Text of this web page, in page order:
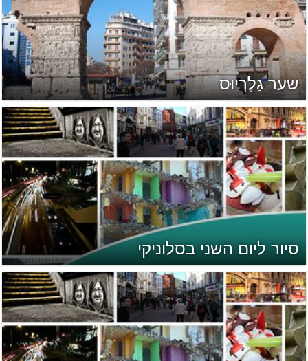
שער גַלֶרְיוּס
סיור ליום השני בסלוניקי